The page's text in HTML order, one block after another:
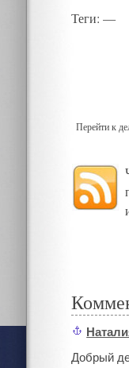
Теги: —
Перейти к
#
Добрый